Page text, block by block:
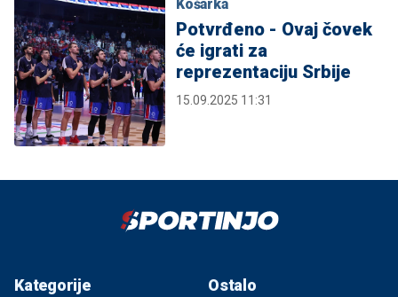
Košarka
Potvrđeno - Ovaj čovek
će igrati za
reprezentaciju Srbije
15.09.2025 11:31
Kategorije Ostalo